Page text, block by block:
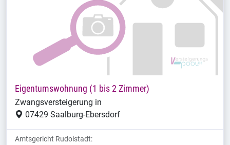
Eigentumswohnung (1 bis 2 Zimmer)
Zwangsversteigerung in
07429 Saalburg-Ebersdorf
Amtsgericht Rudolstadt: